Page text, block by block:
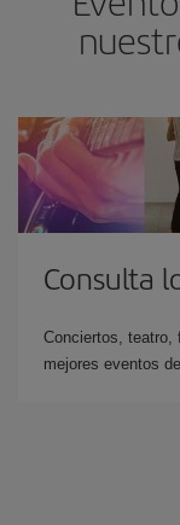
Consulta
Conciertos, teatro,
mejores eventos